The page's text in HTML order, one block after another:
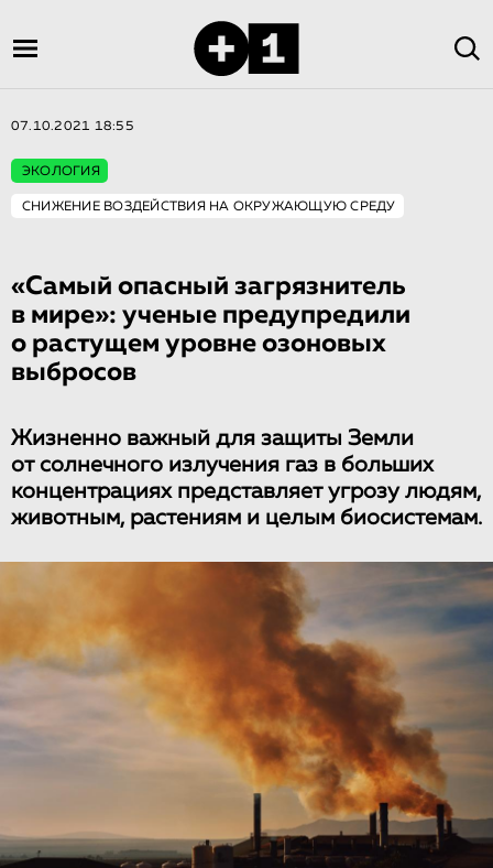
07.10.2021 18:55
ЭКОЛОГИЯ
СНИЖЕНИЕ ВОЗДЕЙСТВИЯ НА ОКРУЖАЮЩУЮ СРЕДУ
«Самый опасный загрязнитель
в мире»: ученые предупредили
о растущем уровне озоновых
выбросов
Жизненно важный для защиты Земли
от солнечного излучения газ в больших
концентрациях представляет угрозу людям,
животным, растениям и целым биосистемам.